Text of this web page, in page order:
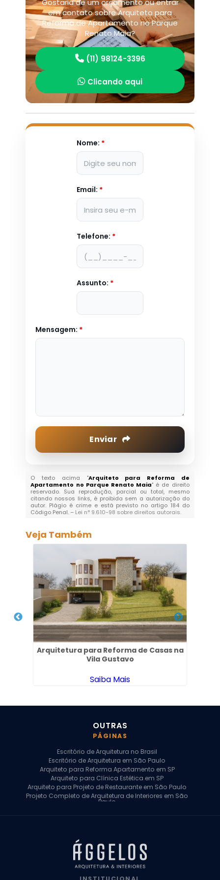
Gostaria de um orçamento ou entrar
em contato sobre Arquiteto para
Reforma de Apartamento no Parque
Renato Maia?
(11) 98124-3396
Clicando aqui
Nome: *
Email: *
Telefone: *
Assunto: *
Mensagem: *
Enviar
O texto acima "Arquiteto para Reforma de
Apartamento no Parque Renato Maia" é de direito
reservado. Sua reprodução, parcial ou total, mesmo
citando nossos links, é proibida sem a autorização do
autor. Plágio é crime e está previsto no artigo 184 do
Código Penal. – Lei n° 9.610-98 sobre direitos autorais.
Veja Também
Arquitetura para Reforma de Casas na
Vila Gustavo
Saiba Mais
OUTRAS
PÁGINAS
Escritório de Arquitetura no Brasil
Escritório de Arquitetura em São Paulo
Arquiteto para Reforma Apartamento em SP
Arquiteto para Clínica Estética em SP
Arquiteto para Projeto de Restaurante em São Paulo
Projeto Completo de Arquitetura de Interiores em São
Paulo
Arquiteto para Projeto Comercial em São Paulo
Arquiteto Comercial
Arquiteto para Reforma de Apartamento
Arquiteto para Reforma Residencial